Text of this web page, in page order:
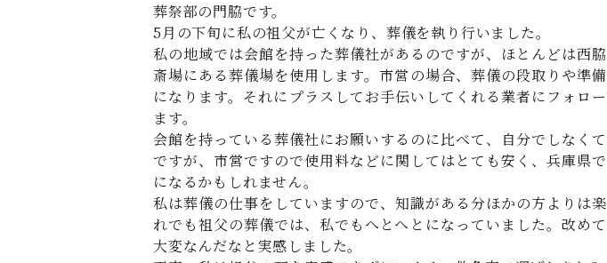
葬祭部の門脇です。
5月の下旬に私の祖父が亡くなり、葬儀を執り行いました。
私の地域では会館を持った葬儀社があるのですが、ほとんどは西
斎場にある葬儀場を使用します。市営の場合、葬儀の段取りや準
になります。それにプラスしてお手伝いしてくれる業者にフォロ
ます。
会館を持っている葬儀社にお願いするのに比べて、自分でしなく
ですが、市営ですので使用料などに関してはとても安く、兵庫県
になるかもしれません。
私は葬儀の仕事をしていますので、知識がある分ほかの方よりは
れでも祖父の葬儀では、私でもへとへとになっていました。改めて
大変なんだなと実感しました。